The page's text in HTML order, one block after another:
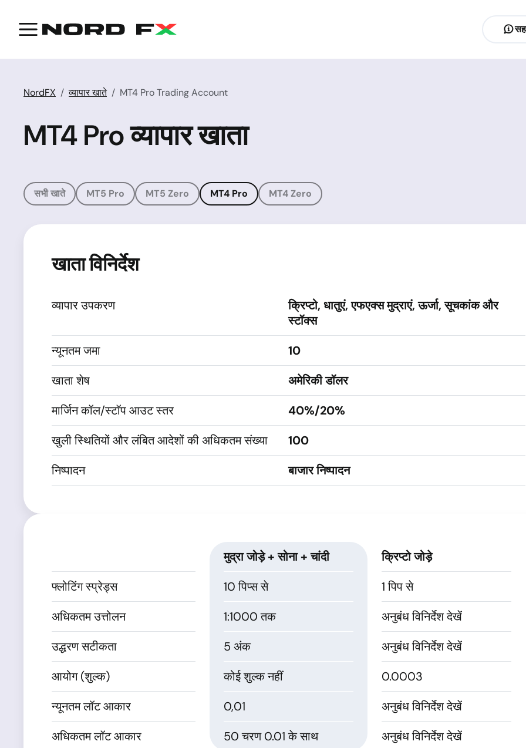
NordFX व्यापार खाते MT4 Pro Trading Account
MT4 Pro व्यापार खाता
सभी खाते MT5 Pro MT5 Zero MT4 Pro MT4 Zero
खाता विनिर्देश
व्यापार उपकरण
क्रिप्टो, धातुएं, एफएक्स मुद्राएं, ऊर्जा, सूचकांक और
स्टॉक्स
न्यूनतम जमा
10
खाता शेष
अमेरिकी डॉलर
मार्जिन कॉल/स्टॉप आउट स्तर
40%/20%
खुली स्थितियों और लंबित आदेशों की अधिकतम संख्या
100
निष्पादन
बाजार निष्पादन
मुद्रा जोड़े + सोना + चांदी
क्रिप्टो जोड़े
फ्लोटिंग स्प्रेड्स
10 पिप्स से
1 पिप से
अधिकतम उत्तोलन
1:1000 तक
अनुबंध विनिर्देश देखें
उद्धरण सटीकता
5 अंक
अनुबंध विनिर्देश देखें
आयोग (शुल्क)
कोई शुल्क नहीं
0.0003
न्यूनतम लॉट आकार
0,01
अनुबंध विनिर्देश देखें
अधिकतम लॉट आकार
50 चरण 0.01 के साथ अनुबंध विनिर्देश देखें